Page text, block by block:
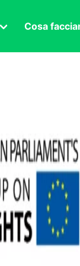
Cosa
Salute
Politica
Fuor di